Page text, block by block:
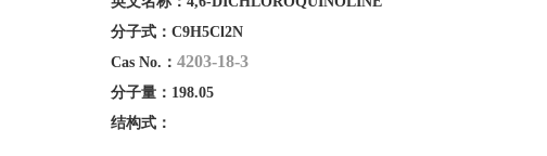
分子式： C9H5Cl2N
Cas No.： 4203-18-3
分子量： 198.05
结构式：